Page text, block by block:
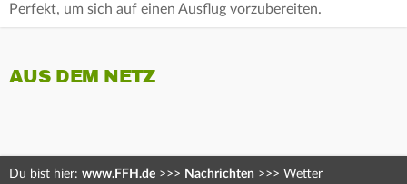
Perfekt, um sich auf einen Ausflug vorzubereiten.
AUS DEM NETZ
Du bist hier: www.FFH.de >>> Nachrichten >>> Wetter